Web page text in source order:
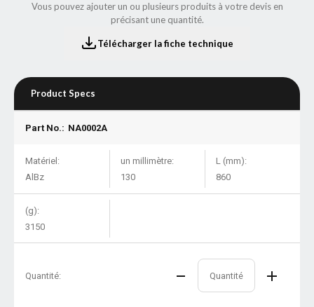
Vous pouvez ajouter un ou plusieurs produits à votre devis en
précisant une quantité.
Télécharger la fiche technique
Product Specs
Part No.: NA0002A
Matériel:
AlBz
un millimètre:
130
L (mm):
860
(g):
3150
Quantité: